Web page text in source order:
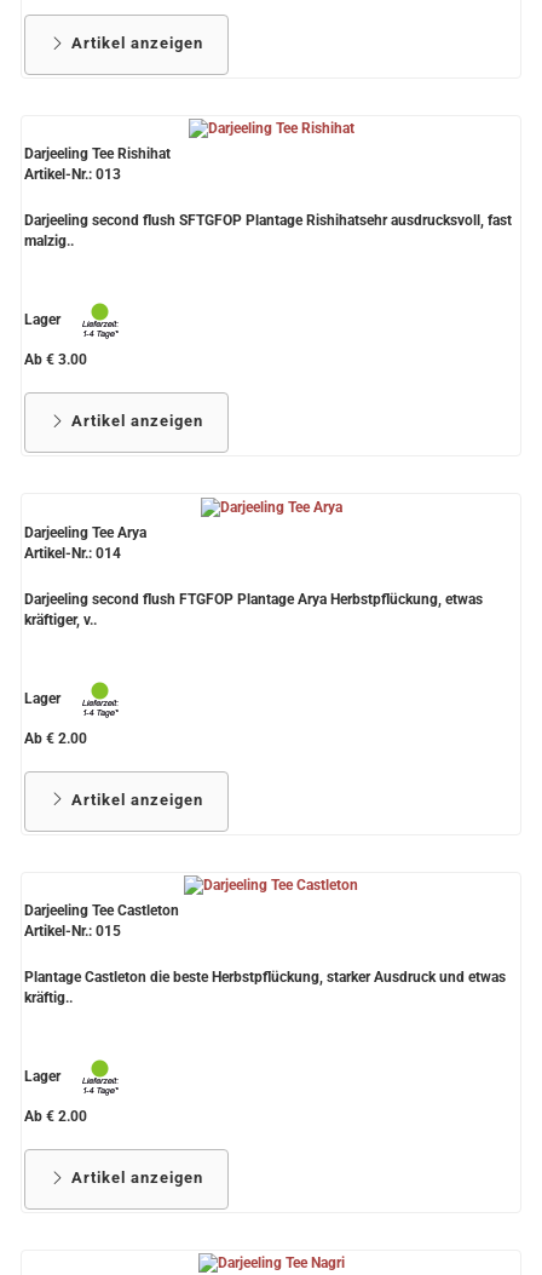
Artikel anzeigen
Darjeeling Tee Rishihat
Artikel-Nr.: 013
Darjeeling second flush SFTGFOP Plantage Rishihatsehr ausdrucksvoll, fast
malzig..
Lager
Ab € 3.00
Artikel anzeigen
Darjeeling Tee Arya
Artikel-Nr.: 014
Darjeeling second flush FTGFOP Plantage Arya Herbstpflückung, etwas
kräftiger, v..
Lager
Ab € 2.00
Artikel anzeigen
Darjeeling Tee Castleton
Artikel-Nr.: 015
Plantage Castleton die beste Herbstpflückung, starker Ausdruck und etwas
kräftig..
Lager
Ab € 2.00
Artikel anzeigen